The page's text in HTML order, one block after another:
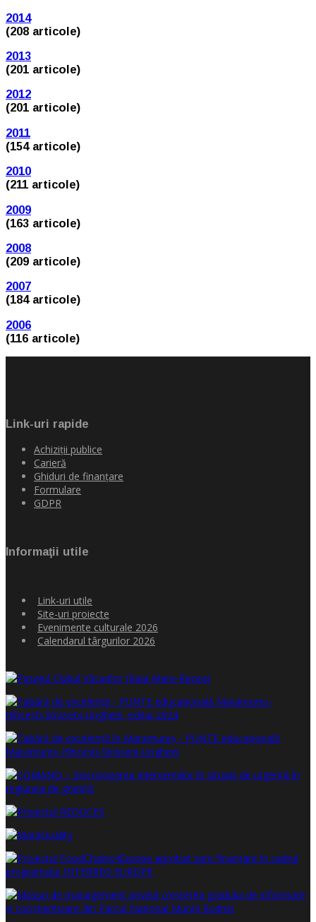
2014
(208 articole)
2013
(201 articole)
2012
(201 articole)
2011
(154 articole)
2010
(211 articole)
2009
(163 articole)
2008
(209 articole)
2007
(184 articole)
2006
(116 articole)
Link-uri rapide
Achiziţii publice
Carieră
Ghiduri de finanţare
Formulare
GDPR
Informaţii utile
Link-uri utile
Site-uri proiecte
Evenimente culturale 2026
Calendarul târgurilor 2026